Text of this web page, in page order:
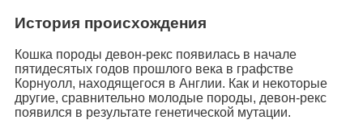
История происхождения
Кошка породы девон-рекс появилась в начале
пятидесятых годов прошлого века в графстве
Корнуолл, находящегося в Англии. Как и некоторые
другие, сравнительно молодые породы, девон-рекс
появился в результате генетической мутации.